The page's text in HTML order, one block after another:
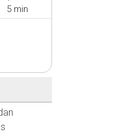
5 min